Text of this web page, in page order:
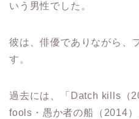
いう男性でした。
彼は、俳優でありながら、
す。
過去には、「Datch kills（
fools・愚か者の船（2014